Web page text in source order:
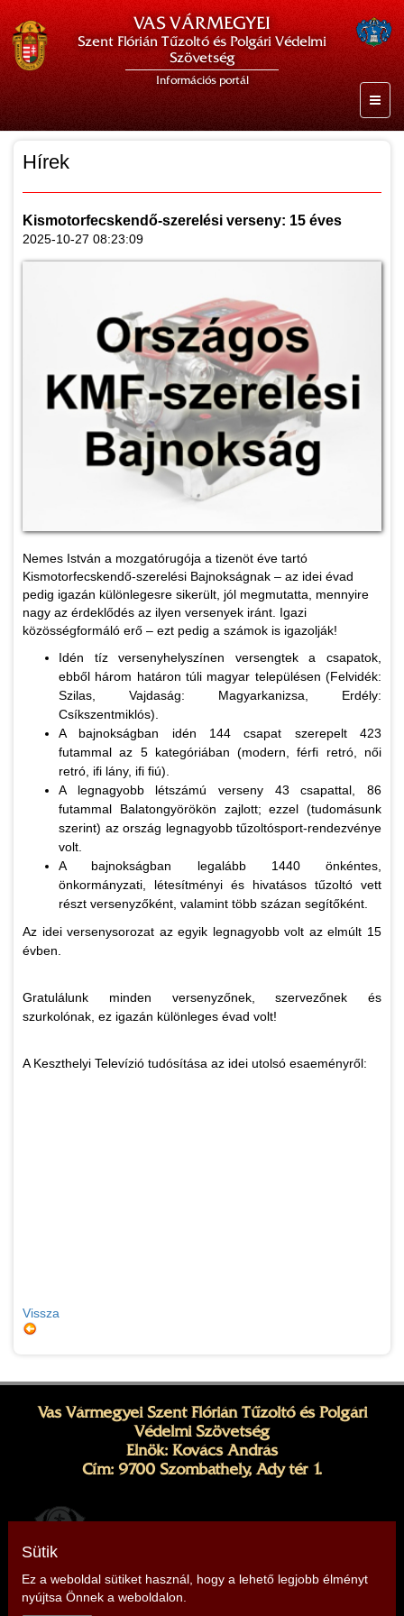
VAS VÁRMEGYEI
Szent Flórián Tűzoltó és Polgári Védelmi
Szövetség
Információs portál
Hírek
Kismotorfecskendő-szerelési verseny: 15 éves
2025-10-27 08:23:09
Nemes István a mozgatórugója a tizenöt éve tartó
Kismotorfecskendő-szerelési Bajnokságnak – az idei évad
pedig igazán különlegesre sikerült, jól megmutatta, mennyire
nagy az érdeklődés az ilyen versenyek iránt. Igazi
közösségformáló erő – ezt pedig a számok is igazolják!
Idén tíz versenyhelyszínen versengtek a csapatok,
ebből három határon túli magyar településen (Felvidék:
Szilas, Vajdaság: Magyarkanizsa, Erdély:
Csíkszentmiklós).
A bajnokságban idén 144 csapat szerepelt 423
futammal az 5 kategóriában (modern, férfi retró, női
retró, ifi lány, ifi fiú).
A legnagyobb létszámú verseny 43 csapattal, 86
futammal Balatongyörökön zajlott; ezzel (tudomásunk
szerint) az ország legnagyobb tűzoltósport-rendezvénye
volt.
A bajnokságban legalább 1440 önkéntes,
önkormányzati, létesítményi és hivatásos tűzoltó vett
részt versenyzőként, valamint több százan segítőként.
Az idei versenysorozat az egyik legnagyobb volt az elmúlt 15
évben.
Gratulálunk minden versenyzőnek, szervezőnek és
szurkolónak, ez igazán különleges évad volt!
A Keszthelyi Televízió tudósítása az idei utolsó esaeményről:
Vissza
Vas Vármegyei Szent Flórián Tűzoltó és Polgári
Védelmi Szövetség
Elnök: Kovács András
Cím: 9700 Szombathely, Ady tér 1.
Sütik
Ez a weboldal sütiket használ, hogy a lehető legjobb élményt
nyújtsa Önnek a weboldalon.